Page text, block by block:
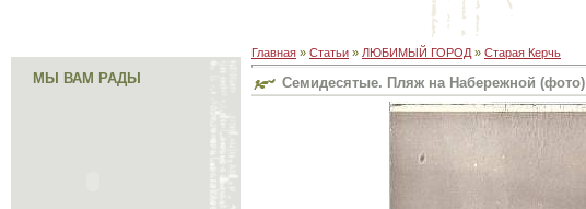
МЫ ВАМ РАДЫ
Главная » Статьи » ЛЮБИМЫЙ ГОРОД » Старая Керчь
Семидесятые. Пляж на Набережной (фото)